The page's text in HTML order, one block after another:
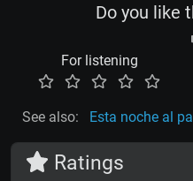
Do you like
For listening
See also: Esta noche al
Ratings